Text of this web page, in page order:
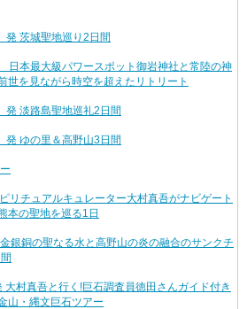
発 茨城聖地巡り2日間
日本最大級パワースポット御岩神社と常陸の神
世を見ながら時空を超えたリトリート
発 淡路島聖地巡礼2日間
発 ゆの里＆高野山3日間
リチュアルキュレーター大村真吾がナビゲート
本の聖地を巡る1日
銀銅の聖なる水と高野山の炎の融合のサンクチ
村真吾と行く!巨石調査員徳田さんガイド付き
山・縄文巨石ツアー